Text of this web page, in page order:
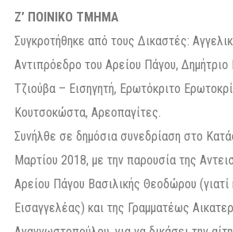
Ζ’ ΠΟΙΝΙΚΟ ΤΜΗΜΑ
Συγκροτήθηκε από τους Δικαστές:
Αντιπρόεδρο του Αρείου Πάγου, Δημήτριο
Τζιούβα – Εισηγητή, Ερωτόκριτο
Κουτσοκώστα, Αρεοπαγίτες.
Συνήλθε σε δημόσια συνεδρίαση στο
Μαρτίου 2018, με την παρουσία της
Αρείου Πάγου Βασιλικής Θεοδώρου (γιατί
Εισαγγελέας) και της Γραμματέως